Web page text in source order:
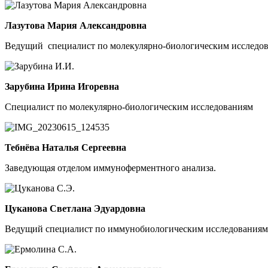
Лазутова Мария Александровна
Ведущий специалист по молекулярно-биологическим
Зарубина Ирина Игоревна
Специалист по молекулярно-биологическим исследованиям
Тебнёва Наталья Сергеевна
Заведующая отделом иммуноферментного анализа.
Цуканова Светлана Эдуардовна
Ведущий специалист по иммунобиологическим исследованиям